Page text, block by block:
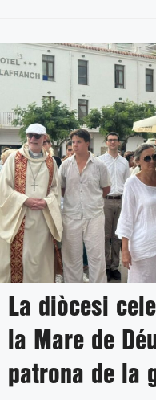
La diòcesi
la Mare de
patrona de la